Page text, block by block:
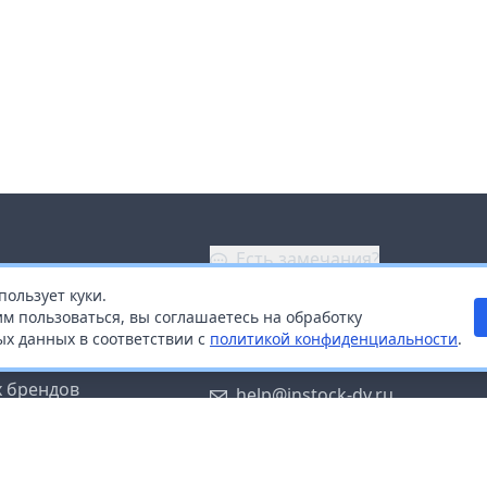
куки.
пользоваться, вы соглашаетесь на обработку
данных в соответствии с политикой конфиденциальности.
Есть замечания?
Заказать звонок
help@instock-dv.ru